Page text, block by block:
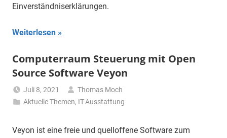
Einverständniserklärungen.
Weiterlesen
Computerraum Steuerung mit Open
Source Software Veyon
Juli 8, 2021
Thomas Moch
Aktuelle Themen, IT-Ausstattung
Veyon ist eine freie und quelloffene Software zum